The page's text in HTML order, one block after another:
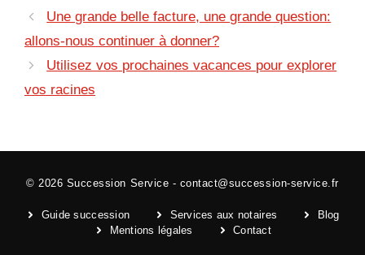
Une grande belle facture, une grande question:
allons-nous continuer à donner?
Utilisez vos prochaines vacances pour explorer
vos racines
© 2026 Succession Service - contact@succession-service.fr
Guide succession Services aux notaires
Blog
Mentions légales
Contact